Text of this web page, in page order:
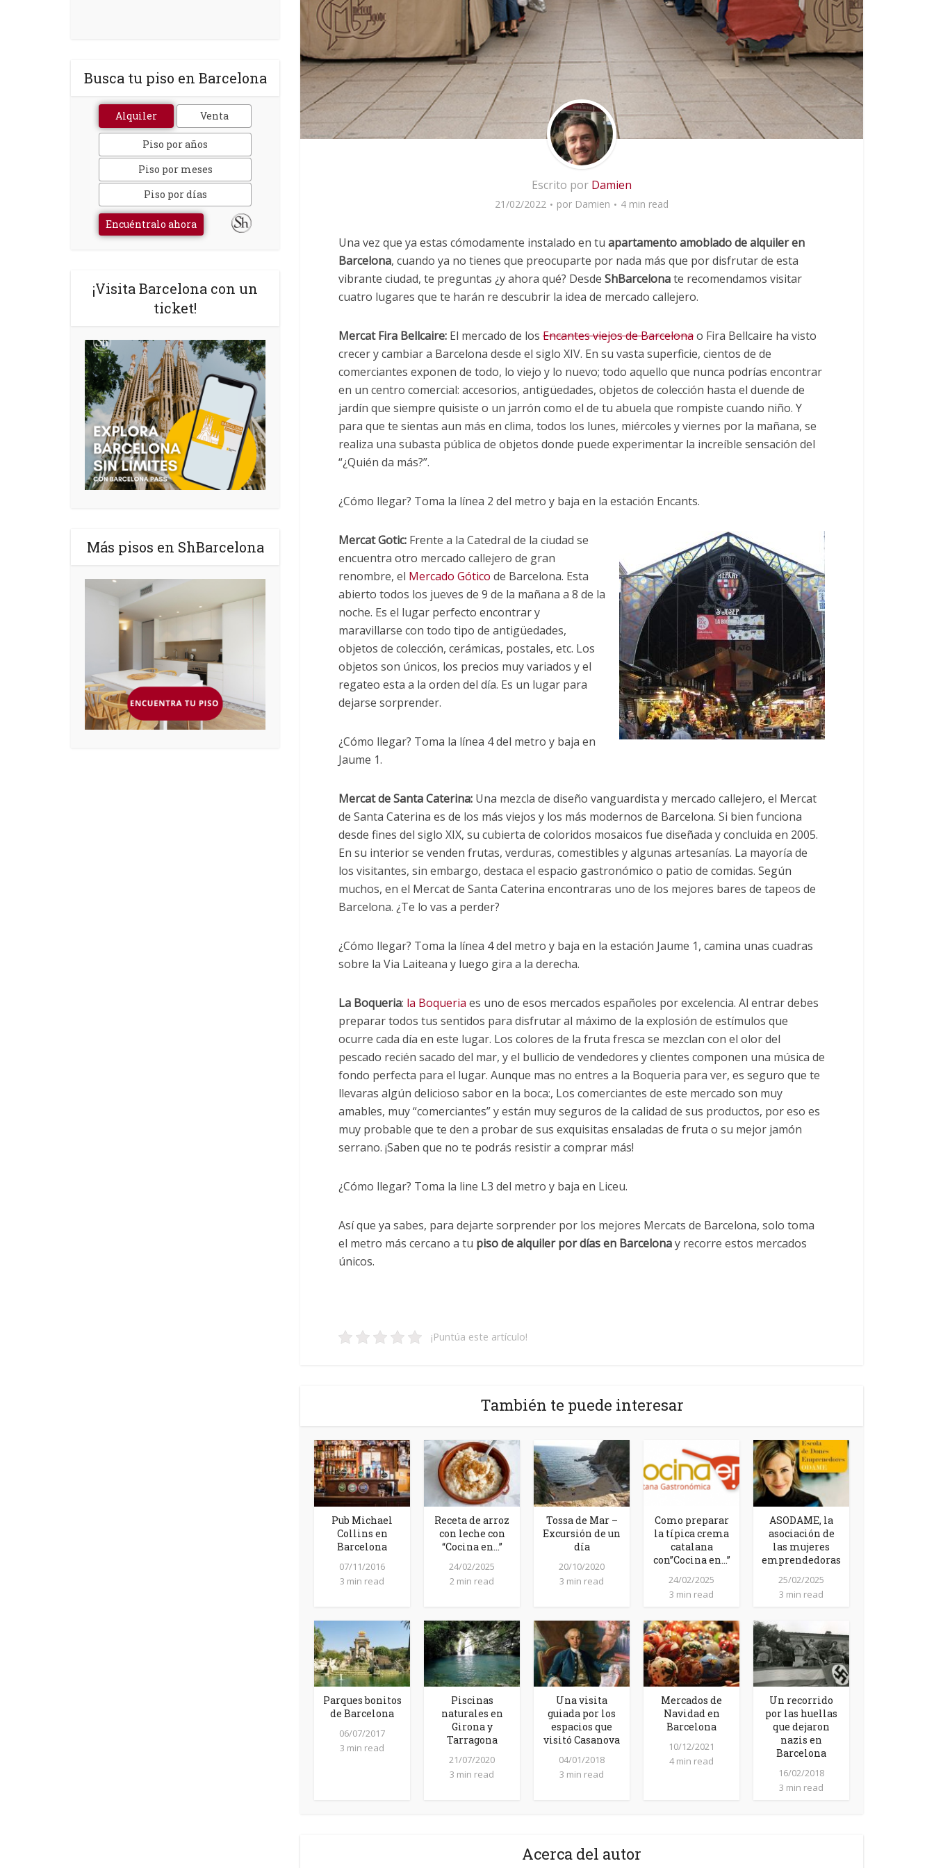
Busca tu piso en Barcelona
Alquiler Venta
Piso por años
Piso por meses
Piso por días
Encuéntralo ahora
¡Visita Barcelona con un
ticket!
Más pisos en ShBarcelona
Escrito por Damien
21/02/2022 por Damien 4 min read
Una vez que ya estas cómodamente instalado en tu apartamento amoblado de alquiler en
Barcelona, cuando ya no tienes que preocuparte por nada más que por disfrutar de esta
vibrante ciudad, te preguntas ¿y ahora qué? Desde ShBarcelonate recomendamos visitar
cuatro lugares que te harán re descubrir la idea de mercado callejero.
Mercat Fira Bellcaire: El mercado de los Encantes viejos de Barcelonao Fira Bellcaire ha visto
crecer y cambiar a Barcelona desde el siglo XIV. En su vasta superficie, cientos de de
comerciantes exponen de todo, lo viejo y lo nuevo; todo aquello que nunca podrías encontrar
en un centro comercial: accesorios, antigüedades, objetos de colección hasta el duende de
jardín que siempre quisiste o un jarrón como el de tu abuela que rompiste cuando niño. Y
para que te sientas aun más en clima, todos los lunes, miércoles y viernes por la mañana, se
realiza una subasta pública de objetos donde puede experimentar la increíble sensación del
“¿Quién da más?”.
¿Cómo llegar? Toma la línea 2 del metro y baja en la estación Encants.
Mercat Gotic: Frente a la Catedral de la ciudad se
encuentra otro mercado callejero de gran
renombre, el Mercado Gótico de Barcelona. Esta
abierto todos los jueves de 9 de la mañana a 8 de la
noche. Es el lugar perfecto encontrar y
maravillarse con todo tipo de antigüedades,
objetos de colección, cerámicas, postales, etc. Los
objetos son únicos, los precios muy variados y el
regateo esta a la orden del día. Es un lugar para
dejarse sorprender.
¿Cómo llegar? Toma la línea 4 del metro y baja en
Jaume 1.
Mercat de Santa Caterina: Una mezcla de diseño vanguardista y mercado callejero, el Mercat
de Santa Caterina es de los más viejos y los más modernos de Barcelona. Si bien funciona
desde fines del siglo XIX, su cubierta de coloridos mosaicos fue diseñada y concluida en 2005.
En su interior se venden frutas, verduras, comestibles y algunas artesanías. La mayoría de
los visitantes, sin embargo, destaca el espacio gastronómico o patio de comidas. Según
muchos, en el Mercat de Santa Caterina encontraras uno de los mejores bares de tapeos de
Barcelona. ¿Te lo vas a perder?
¿Cómo llegar? Toma la línea 4 del metro y baja en la estación Jaume 1, camina unas cuadras
sobre la Via Laiteana y luego gira a la derecha.
La Boqueria: la Boqueria es uno de esos mercados españoles por excelencia. Al entrar debes
preparar todos tus sentidos para disfrutar al máximo de la explosión de estímulos que
ocurre cada día en este lugar. Los colores de la fruta fresca se mezclan con el olor del
pescado recién sacado del mar, y el bullicio de vendedores y clientes componen una música de
fondo perfecta para el lugar. Aunque mas no entres a la Boqueria para ver, es seguro que te
llevaras algún delicioso sabor en la boca:, Los comerciantes de este mercado son muy
amables, muy “comerciantes” y están muy seguros de la calidad de sus productos, por eso es
muy probable que te den a probar de sus exquisitas ensaladas de fruta o su mejor jamón
serrano. ¡Saben que no te podrás resistir a comprar más!
¿Cómo llegar? Toma la line L3 del metro y baja en Liceu.
Así que ya sabes, para dejarte sorprender por los mejores Mercats de Barcelona, solo toma
el metro más cercano a tu piso de alquiler por días en Barcelonay recorre estos mercados
únicos.
¡Puntúa este artículo!
También te puede interesar
Pub Michael
Collins en
Barcelona
07/11/2016
3 min read
Receta de arroz
con leche con
“Cocina en…”
24/02/2025
2 min read
Tossa de Mar –
Excursión de un
día
20/10/2020
3 min read
Como preparar
la típica crema
catalana
con”Cocina en…”
24/02/2025
3 min read
ASODAME, la
asociación de
las mujeres
emprendedoras
25/02/2025
3 min read
Parques bonitos
de Barcelona
06/07/2017
3 min read
Piscinas
naturales en
Girona y
Tarragona
21/07/2020
3 min read
Una visita
guiada por los
espacios que
visitó Casanova
04/01/2018
3 min read
Mercados de
Navidad en
Barcelona
10/12/2021
4 min read
Un recorrido
por las huellas
que dejaron
nazis en
Barcelona
16/02/2018
3 min read
Acerca del autor